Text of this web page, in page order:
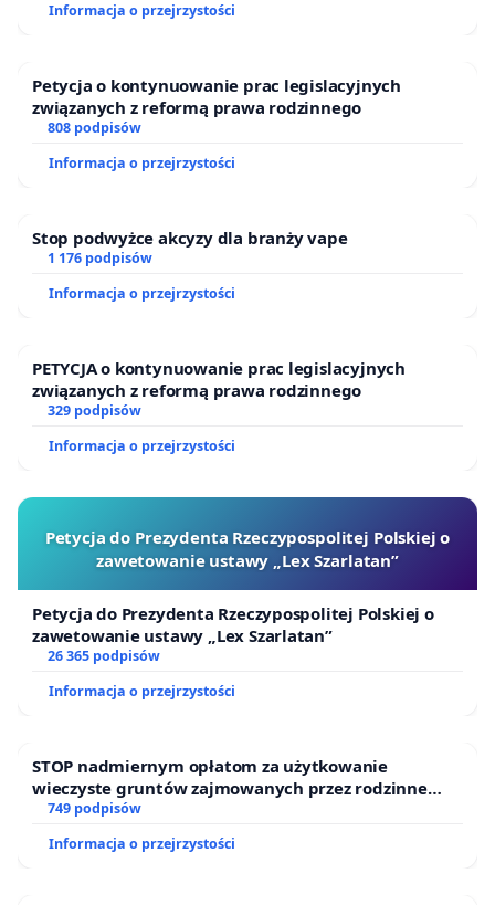
rozważanych zmian i pozostawienie finansowania
Narodowego Programu w ramach budżetu
faktu, że na szali jest zdrowie i życie wszystkich
Informacja o przejrzystości
Petycja o kontynuowanie prac legislacyjnych
związanych z reformą prawa rodzinnego
808 podpisów
Informacja o przejrzystości
Stop podwyżce akcyzy dla branży vape
1 176 podpisów
Informacja o przejrzystości
PETYCJA o kontynuowanie prac legislacyjnych
związanych z reformą prawa rodzinnego
329 podpisów
Informacja o przejrzystości
Petycja do Prezydenta Rzeczypospolitej Polskiej o
zawetowanie ustawy „Lex Szarlatan”
Petycja do Prezydenta Rzeczypospolitej Polskiej o
zawetowanie ustawy „Lex Szarlatan”
26 365 podpisów
Informacja o przejrzystości
STOP nadmiernym opłatom za użytkowanie
wieczyste gruntów zajmowanych przez rodzinne
ogrody działkowe.
749 podpisów
Informacja o przejrzystości